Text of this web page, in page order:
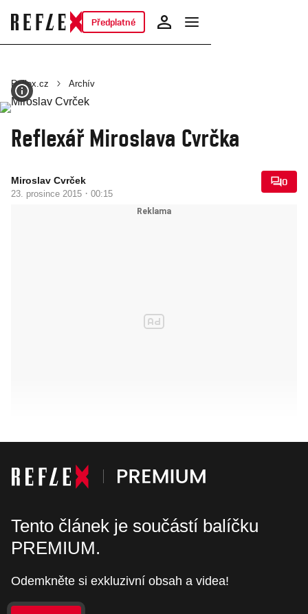
Předplatné
Reflex.cz Archív
Reflexář Miroslava Cvrčka
Miroslav Cvrček
23. prosince 2015 · 00:15
0
Tento článek je součástí balíčku
PREMIUM.
Odemkněte si exkluzivní obsah a videa!